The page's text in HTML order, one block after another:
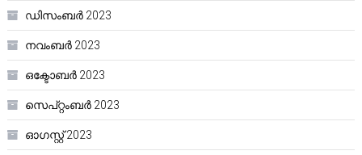
ഡിസംബർ 2023
നവംബർ 2023
ഒക്ടോബർ 2023
സെപ്റ്റംബർ 2023
ഓഗസ്റ്റ്‌ 2023